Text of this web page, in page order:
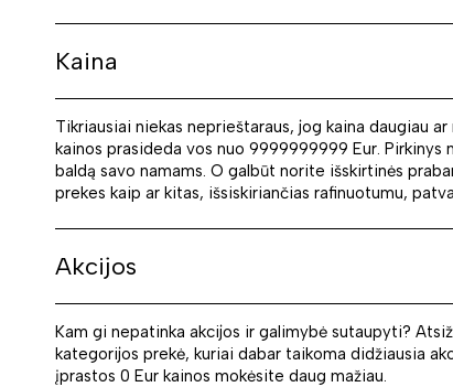
Kaina
Tikriausiai niekas neprieštaraus, jog kaina daugiau
kainos prasideda vos nuo 9999999999 Eur.
baldą savo namams. O galbūt norite išskirtinės
prekes kaip ar kitas, išsiskiriančias rafinuotumu,
Akcijos
Kam gi nepatinka akcijos ir galimybė sutaupyti?
kategorijos prekė, kuriai dabar taikoma didžiausia
įprastos 0 Eur kainos mokėsite daug mažiau.